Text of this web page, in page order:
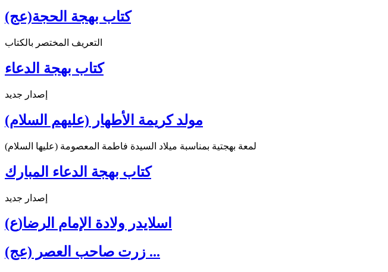
كتاب بهجة الحجة(عج)
التعريف المختصر بالكتاب
كتاب بهجة الدعاء
إصدار جديد
مولد كريمة الأطهار (عليهم السلام)
لمعة بهجتية بمناسبة ميلاد السيدة فاطمة المعصومة (عليها السلام)
كتاب بهجة الدعاء المبارك
إصدار جديد
اسلايدر ولادة الإمام الرضا(ع)
زرت صاحب العصر (عج) ...